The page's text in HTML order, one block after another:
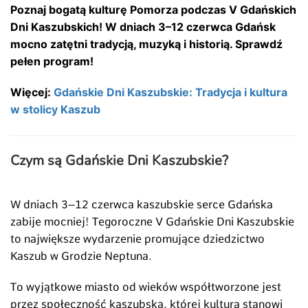
Poznaj bogatą kulturę Pomorza podczas V Gdańskich
Dni Kaszubskich! W dniach 3–12 czerwca Gdańsk
mocno zatętni tradycją, muzyką i historią. Sprawdź
pełen program!
Więcej: Gdańskie Dni Kaszubskie: Tradycja i kultura
w stolicy Kaszub
Czym są Gdańskie Dni Kaszubskie?
W dniach 3–12 czerwca kaszubskie serce Gdańska
zabije mocniej! Tegoroczne V Gdańskie Dni Kaszubskie
to największe wydarzenie promujące dziedzictwo
Kaszub w Grodzie Neptuna.
To wyjątkowe miasto od wieków współtworzone jest
przez społeczność kaszubską, której kultura stanowi